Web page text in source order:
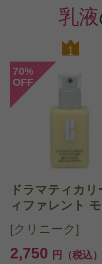
乳液
1
70%
OFF
ドラマティカリ
ィファレント
[クリニーク]
2,750 円（税込）